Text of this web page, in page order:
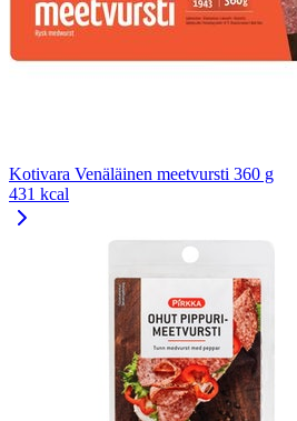
Kotivara Venäläinen meetvursti 360 g
431 kcal